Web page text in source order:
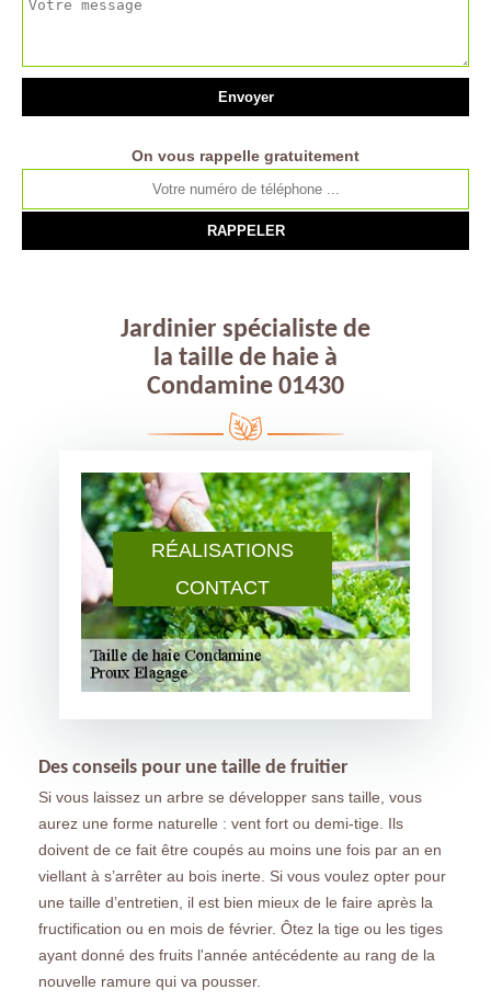
RÉALISATIONS
CONTACT
On vous rappelle gratuitement
Jardinier spécialiste de
la taille de haie à
Condamine 01430
Des conseils pour une taille de fruitier
Si vous laissez un arbre se développer sans taille, vous
aurez une forme naturelle : vent fort ou demi-tige. Ils
doivent de ce fait être coupés au moins une fois par an en
viellant à s’arrêter au bois inerte. Si vous voulez opter pour
une taille d’entretien, il est bien mieux de le faire après la
fructification ou en mois de février. Ôtez la tige ou les tiges
ayant donné des fruits l'année antécédente au rang de la
nouvelle ramure qui va pousser.